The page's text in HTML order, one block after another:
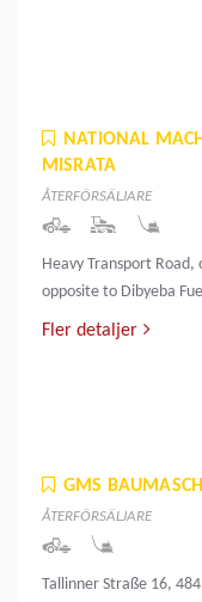
NATIONAL
MISRATA
ÅTERFÖRSÄLJARE
Heavy Transport
opposite to Dibyeba
Fler detaljer
GMS
ÅTERFÖRSÄLJARE
Tallinner Straße 16,